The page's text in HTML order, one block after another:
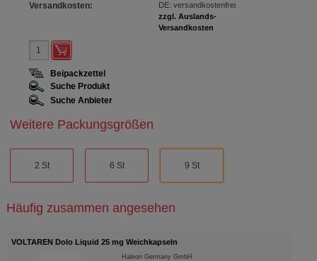
Versandkosten:
DE: versandkostenfrei
zzgl. Auslands-
Versandkosten
Beipackzettel
Suche Produkt
Suche Anbieter
Weitere Packungsgrößen
2 St 6 St 9 St
Häufig zusammen angesehen
VOLTAREN Dolo Liquid 25 mg Weichkapseln
Haleon Germany GmbH